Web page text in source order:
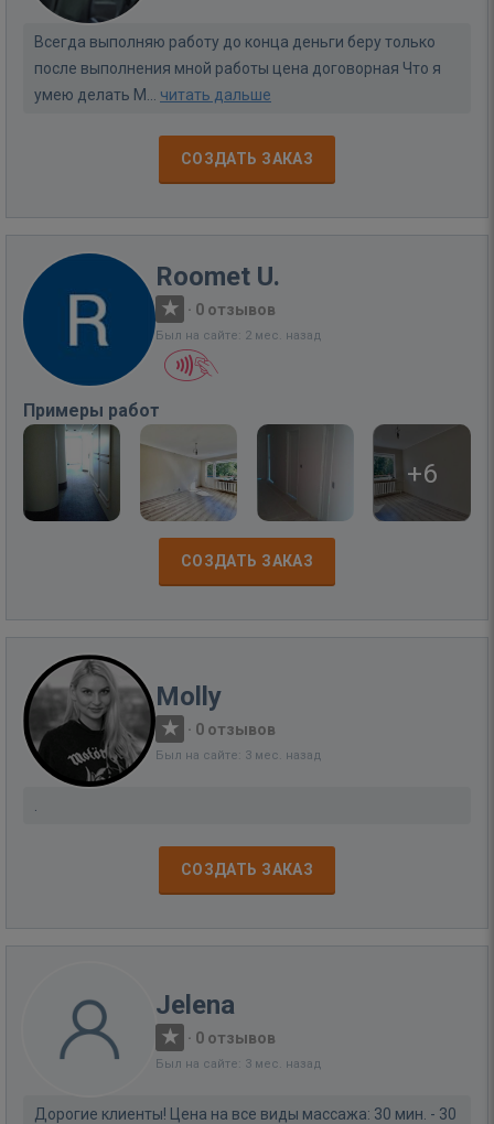
Всегда выполняю работу до конца деньги беру только
после выполнения мной работы цена договорная Что я
умею делать М... читать дальше
СОЗДАТЬ ЗАКАЗ
Roomet U.
· 0 отзывов
Был на сайте: 2 мес. назад
Примеры работ
+6
СОЗДАТЬ ЗАКАЗ
Molly
· 0 отзывов
Был на сайте: 3 мес. назад
СОЗДАТЬ ЗАКАЗ
Jelena
· 0 отзывов
Был на сайте: 3 мес. назад
Дорогие клиенты! Цена на все виды массажа: 30 мин. - 30